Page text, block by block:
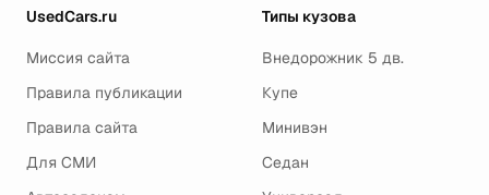
UsedCars.ru
Миссия сайта
Правила публикации
Правила сайта
Для СМИ
Типы кузова
Внедорожник 5 дв.
Купе
Минивэн
Седан